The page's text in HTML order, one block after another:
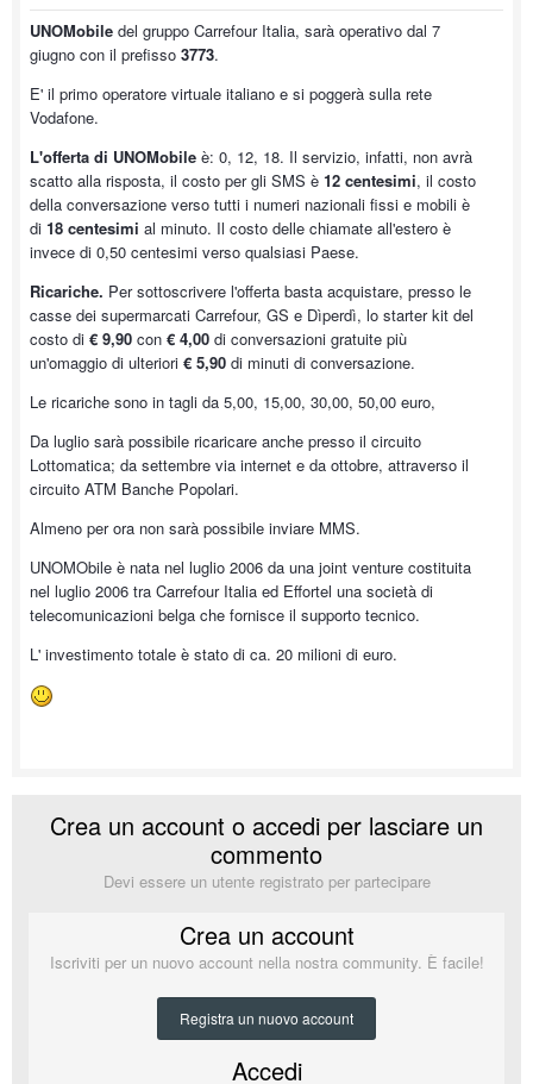
UNOMobile del gruppo Carrefour Italia, sarà operativo dal 7
giugno con il prefisso 3773.
E' il primo operatore virtuale italiano e si poggerà sulla rete
Vodafone.
L'offerta di UNOMobile è: 0, 12, 18. Il servizio, infatti, non avrà
scatto alla risposta, il costo per gli SMS è 12 centesimi, il costo
della conversazione verso tutti i numeri nazionali fissi e mobili è
di 18 centesimi al minuto. Il costo delle chiamate all'estero è
invece di 0,50 centesimi verso qualsiasi Paese.
Ricariche. Per sottoscrivere l'offerta basta acquistare, presso le
casse dei supermarcati Carrefour, GS e Dìperdì, lo starter kit del
costo di € 9,90 con € 4,00 di conversazioni gratuite più
un'omaggio di ulteriori € 5,90 di minuti di conversazione.
Le ricariche sono in tagli da 5,00, 15,00, 30,00, 50,00 euro,
Da luglio sarà possibile ricaricare anche presso il circuito
Lottomatica; da settembre via internet e da ottobre, attraverso il
circuito ATM Banche Popolari.
Almeno per ora non sarà possibile inviare MMS.
UNOMObile è nata nel luglio 2006 da una joint venture costituita
nel luglio 2006 tra Carrefour Italia ed Effortel una società di
telecomunicazioni belga che fornisce il supporto tecnico.
L' investimento totale è stato di ca. 20 milioni di euro.
Crea un account o accedi per lasciare un
commento
Devi essere un utente registrato per partecipare
Crea un account
Iscriviti per un nuovo account nella nostra community. È facile!
Registra un nuovo account
Accedi